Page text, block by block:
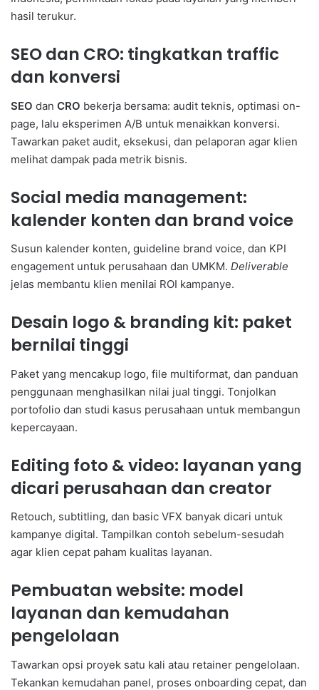
hasil terukur.
SEO dan CRO: tingkatkan traffic
dan konversi
SEO dan CRO bekerja bersama: audit teknis, optimasi on-
page, lalu eksperimen A/B untuk menaikkan konversi.
Tawarkan paket audit, eksekusi, dan pelaporan agar klien
melihat dampak pada metrik bisnis.
Social media management:
kalender konten dan brand voice
Susun kalender konten, guideline brand voice, dan KPI
engagement untuk perusahaan dan UMKM. Deliverable
jelas membantu klien menilai ROI kampanye.
Desain logo & branding kit: paket
bernilai tinggi
Paket yang mencakup logo, file multiformat, dan panduan
penggunaan menghasilkan nilai jual tinggi. Tonjolkan
portofolio dan studi kasus perusahaan untuk membangun
kepercayaan.
Editing foto & video: layanan yang
dicari perusahaan dan creator
Retouch, subtitling, dan basic VFX banyak dicari untuk
kampanye digital. Tampilkan contoh sebelum-sesudah
agar klien cepat paham kualitas layanan.
Pembuatan website: model
layanan dan kemudahan
pengelolaan
Tawarkan opsi proyek satu kali atau retainer pengelolaan.
Tekankan kemudahan panel, proses onboarding cepat, dan